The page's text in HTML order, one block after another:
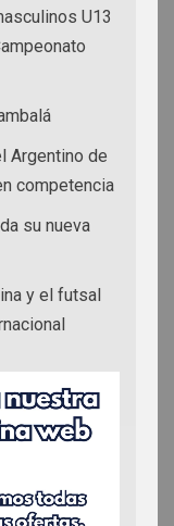
U13
Argentino de
competencia
su nueva
y el futsal